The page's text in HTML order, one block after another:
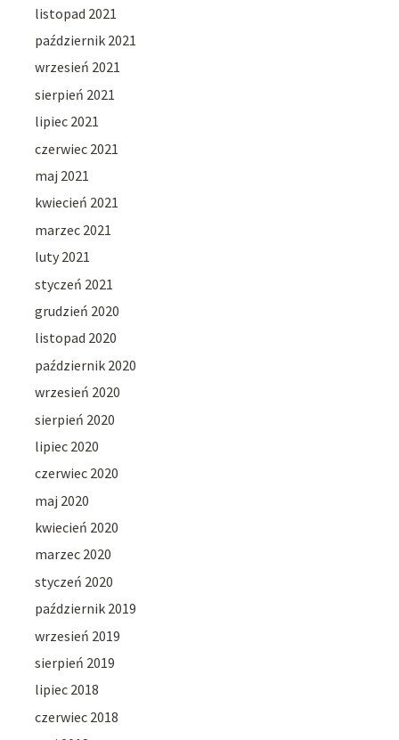
listopad 2021
październik 2021
wrzesień 2021
sierpień 2021
lipiec 2021
czerwiec 2021
maj 2021
kwiecień 2021
marzec 2021
luty 2021
styczeń 2021
grudzień 2020
listopad 2020
październik 2020
wrzesień 2020
sierpień 2020
lipiec 2020
czerwiec 2020
maj 2020
kwiecień 2020
marzec 2020
styczeń 2020
październik 2019
wrzesień 2019
sierpień 2019
lipiec 2018
czerwiec 2018